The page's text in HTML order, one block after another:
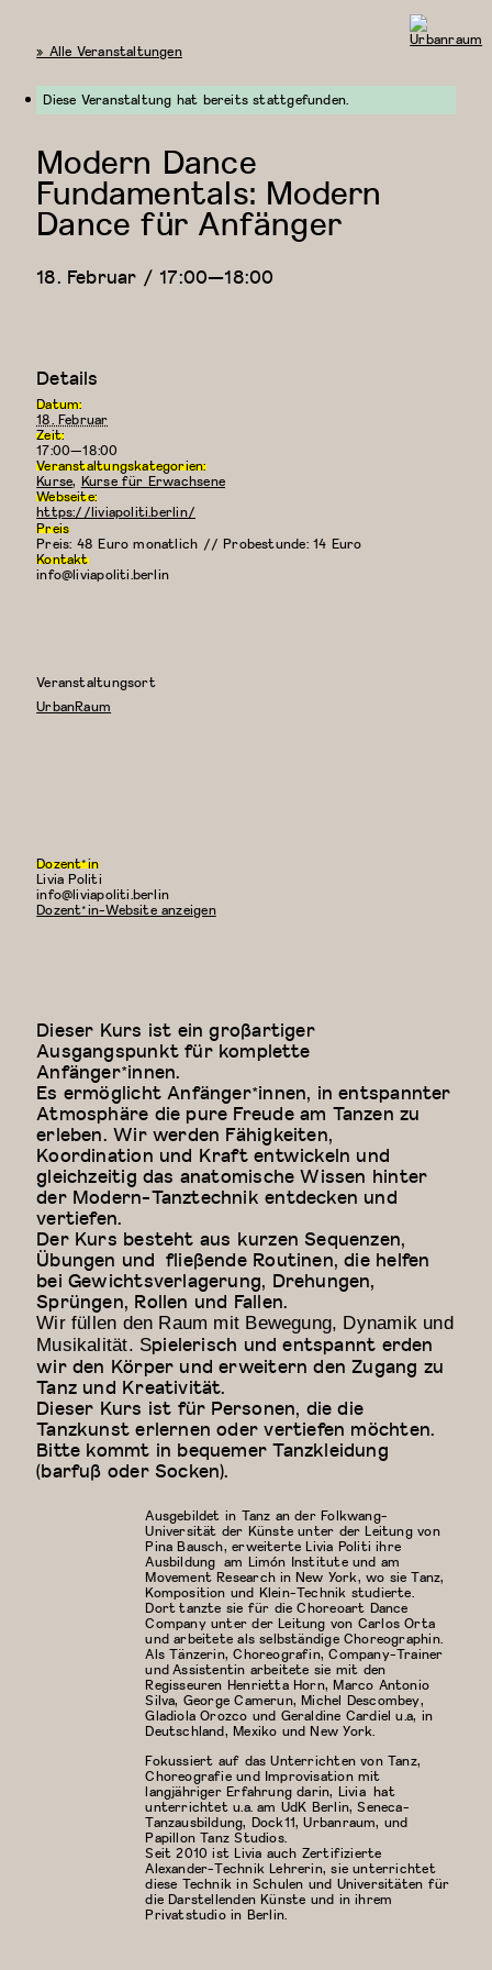
« Alle Veranstaltungen
Diese Veranstaltung hat bereits stattgefunden.
Modern Dance
Fundamentals: Modern
Dance für Anfänger
18. Februar / 17:00—18:00
Dieser Kurs ist ein großartiger
Ausgangspunkt für komplette
Anfänger*innen.
Es ermöglicht Anfänger*innen, in entspannter
Atmosphäre die pure Freude am Tanzen zu
erleben. Wir werden Fähigkeiten,
Koordination und Kraft entwickeln und
gleichzeitig das anatomische Wissen hinter
der Modern-Tanztechnik entdecken und
vertiefen.
Der Kurs besteht aus kurzen Sequenzen,
Übungen und fließende Routinen, die helfen
bei Gewichtsverlagerung, Drehungen,
Sprüngen, Rollen und Fallen.
Wir füllen den Raum mit Bewegung, Dynamik und
Musikalität. Spielerisch und entspannt erden
wir den Körper und erweitern den Zugang zu
Tanz und Kreativität.
Dieser Kurs ist für Personen, die die
Tanzkunst erlernen oder vertiefen möchten.
Bitte kommt in bequemer Tanzkleidung
(barfuß oder Socken).
Details
Datum:
18. Februar
Zeit:
17:00—18:00
Veranstaltungskategorien:
Kurse, Kurse für Erwachsene
Webseite:
https://liviapoliti.berlin/
Veranstaltungsort
UrbanRaum
Dozent*in
Livia Politi
E-
Mail:
info@liviapoliti.berlin
Dozent*in-Website anzeigen
Preis
Preis: 48 Euro monatlich // Probestunde: 14 Euro
Kontakt
info@liviapoliti.berlin
Ausgebildet in Tanz an der Folkwang-
Universität der Künste unter der Leitung von
Pina Bausch, erweiterte Livia Politi ihre
Ausbildung am Limón Institute und am
Movement Research in New York, wo sie Tanz,
Komposition und Klein-Technik studierte.
Dort tanzte sie für die Choreoart Dance
Company unter der Leitung von Carlos Orta
und arbeitete als selbständige Choreographin.
Als Tänzerin, Choreografin, Company-Trainer
und Assistentin arbeitete sie mit den
Regisseuren Henrietta Horn, Marco Antonio
Silva, George Camerun, Michel Descombey,
Gladiola Orozco und Geraldine Cardiel u.a, in
Deutschland, Mexiko und New York.
Fokussiert auf das Unterrichten von Tanz,
Choreografie und Improvisation mit
langjähriger Erfahrung darin, Livia hat
unterrichtet u.a. am UdK Berlin, Seneca-
Tanzausbildung, Dock11, Urbanraum, und
Papillon Tanz Studios.
Seit 2010 ist Livia auch Zertifizierte
Alexander-Technik Lehrerin, sie unterrichtet
diese Technik in Schulen und Universitäten für
die Darstellenden Künste und in ihrem
Privatstudio in Berlin.